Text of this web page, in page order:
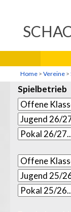
Home > Vereine >
Spielbetrieb